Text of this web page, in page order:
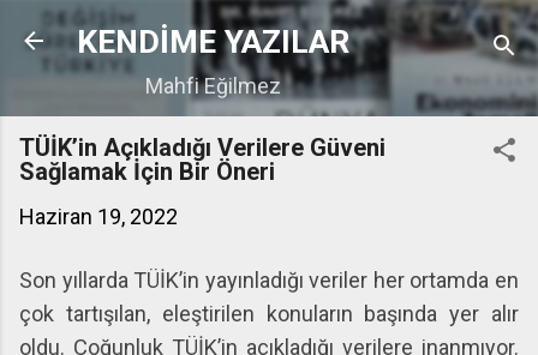
Ana içeriğe atla
KENDİME YAZILAR
Mahfi Eğilmez
TÜİK’in Açıkladığı Verilere Güveni
Sağlamak İçin Bir Öneri
Haziran 19, 2022
Son yıllarda TÜİK’in yayınladığı veriler her ortamda en
çok tartışılan, eleştirilen konuların başında yer alır
oldu. Çoğunluk TÜİK’in açıkladığı verilere inanmıyor.